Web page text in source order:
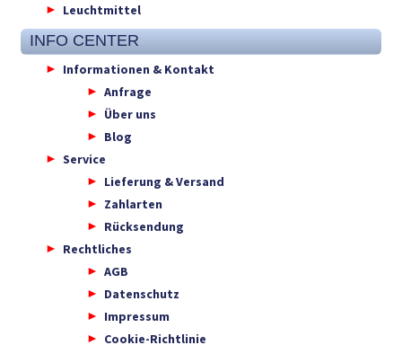
Leuchtmittel
INFO CENTER
Informationen & Kontakt
Anfrage
Über uns
Blog
Service
Lieferung & Versand
Zahlarten
Rücksendung
Rechtliches
AGB
Datenschutz
Impressum
Cookie-Richtlinie